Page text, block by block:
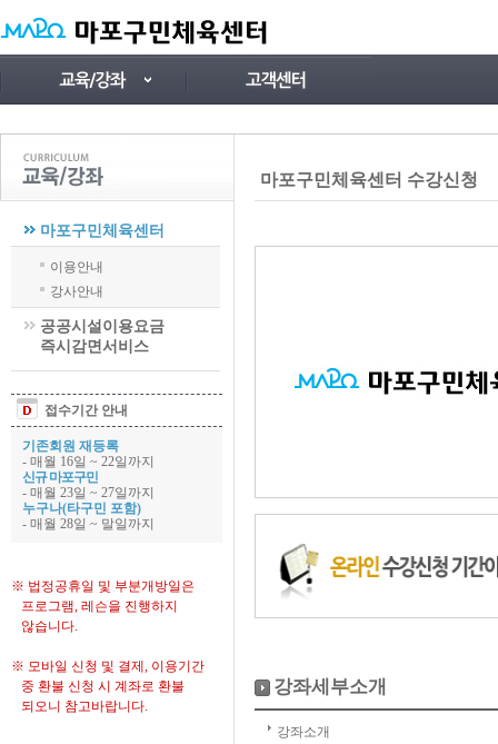
마포구민체육센터
이용안내
강사안내
공공시설이용요금
즉시감면서비스
접수기간 안내
기존회원 재등록
- 매월 16일 ~ 22일까지
신규 마포구민
- 매월 23일 ~ 27일까지
누구나(타구민 포함)
- 매월 28일 ~ 말일까지
※ 법정공휴일 및 부분개방일은
프로그램, 레슨을 진행하지
않습니다.
※ 모바일 신청 및 결제, 이용기간
중 환불 신청 시 계좌로 환불
되오니 참고바랍니다.
마포구민체육센터 수강신청
강좌세부소개
강좌소개